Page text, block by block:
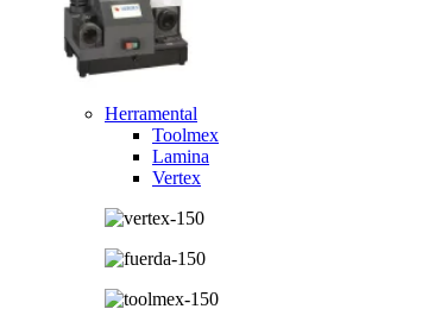
Herramental
Toolmex
Lamina
Vertex